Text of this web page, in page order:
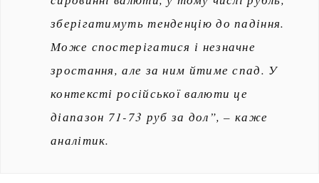
зберігатимуть тенденцію до падіння.
Може спостерігатися і незначне
зростання, але за ним йтиме спад. У
контексті російської валюти це
діапазон 71-73 руб за дол”, – каже
аналітик.